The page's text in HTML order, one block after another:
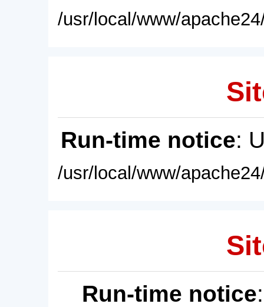
/usr/local/www/
Run-time notice:
/usr/local/www/
Run-time notice